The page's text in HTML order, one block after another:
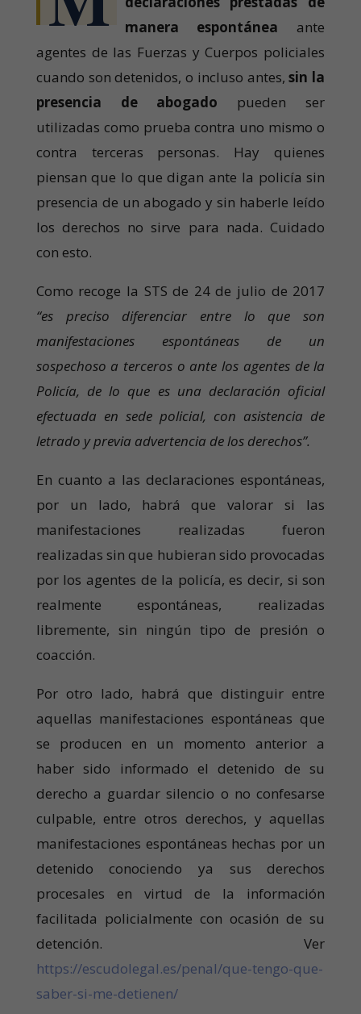
manera espontánea ante
agentes de las Fuerzas y Cuerpos policiales
cuando son detenidos, o incluso antes,sin la
presencia de abogado pueden ser
utilizadas como prueba contra uno mismo o
contra terceras personas. Hay quienes
piensan que lo que digan ante la policía sin
presencia de un abogado y sin haberle leído
los derechos no sirve para nada. Cuidado
con esto.
Como recoge la STS de 24 de julio de 2017
“es preciso diferenciar entre lo que son
manifestaciones espontáneas de un
sospechoso a terceros o ante los agentes de la
Policía, de lo que es una declaración oficial
efectuada en sede policial, con asistencia de
letrado y previa advertencia de los derechos”.
En cuanto a las declaraciones espontáneas,
por un lado, habrá que valorar si las
manifestaciones realizadas fueron
realizadas sin que hubieran sido provocadas
por los agentes de la policía, es decir, si son
realmente espontáneas, realizadas
libremente, sin ningún tipo de presión o
coacción.
Por otro lado, habrá que distinguir entre
aquellas manifestaciones espontáneas que
se producen en un momento anterior a
haber sido informado el detenido de su
derecho a guardar silencio o no confesarse
culpable, entre otros derechos, y aquellas
manifestaciones espontáneas hechas por un
detenido conociendo ya sus derechos
procesales en virtud de la información
facilitada policialmente con ocasión de su
detención. Ver
https://escudolegal.es/penal/que-tengo-que-
saber-si-me-detienen/